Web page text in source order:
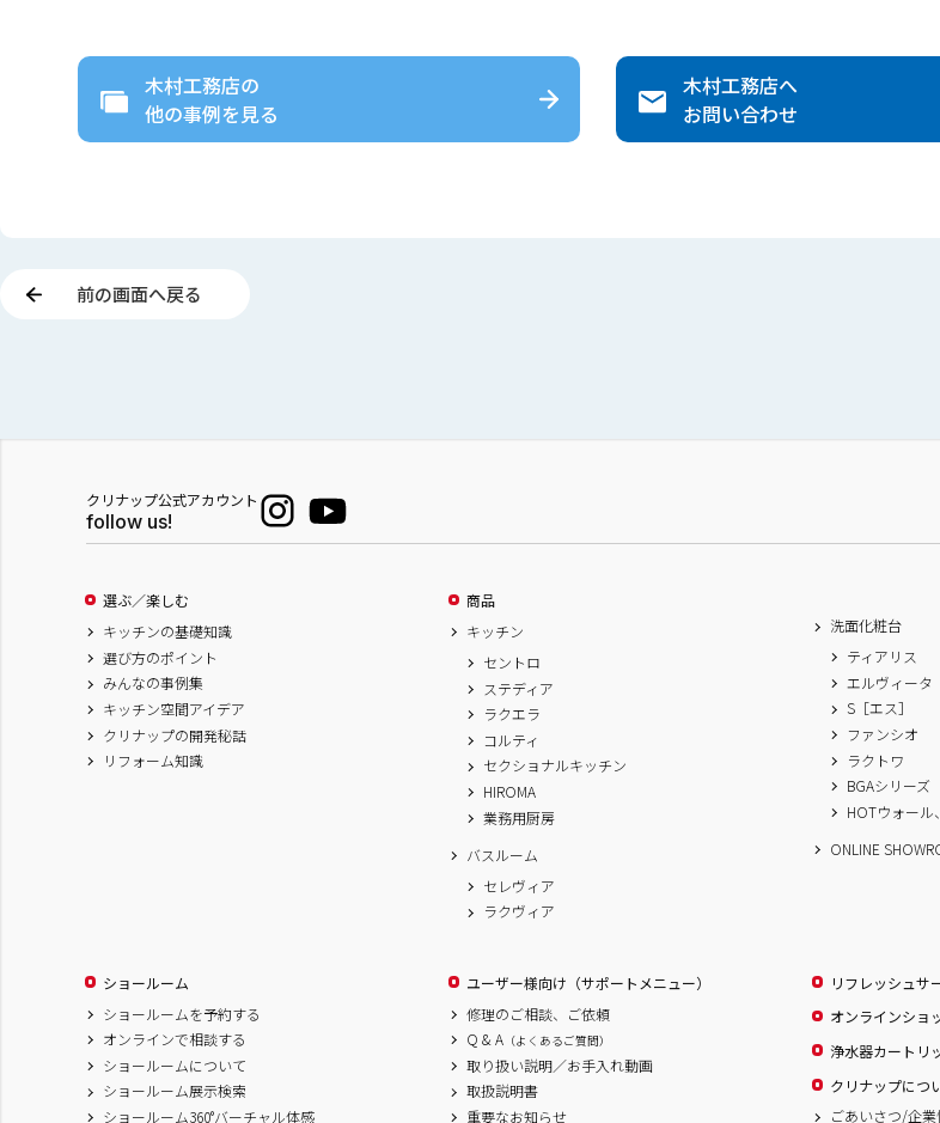
木村工務店の
他の事例を見る
木村工務店へ
お問い合わせ
前の画面へ戻る
クリナップ公式アカウント
follow us!
選ぶ／楽しむ
キッチンの基礎知識
選び方のポイント
みんなの事例集
キッチン空間アイデア
クリナップの開発秘話
リフォーム知識
商品
キッチン
セントロ
ステディア
ラクエラ
コルティ
セクショナルキッチン
HIROMA
業務用厨房
バスルーム
セレヴィア
ラクヴィア
洗面化粧台
ティアリス
エルヴィータ
S［エス］
ファンシオ
ラクトワ
BGAシリーズ
HOTウォール
ONLINE
ショールーム
ショールームを予約する
オンラインで相談する
ショールームについて
ショールーム展示検索
ショールーム360°バーチャル体感
ユーザー様向け（サポートメニュー）
修理のご相談、ご依頼
Q & A （よくあるご質問）
取り扱い説明／お手入れ動画
取扱説明書
重要なお知らせ
リフレッシュサ
オンラインショ
浄水器カートリ
クリナップにつ
ごあいさつ/企